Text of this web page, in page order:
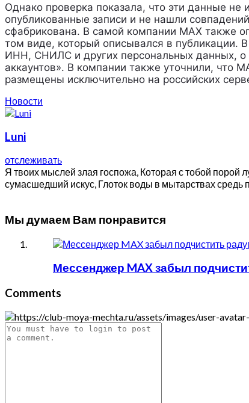
Однако проверка показала, что эти данные
опубликованные записи и не нашли
сфабрикована. В самой компании MAX также
том виде, который описывался в публикации.
ИНН, СНИЛС и других персональных данных, о
аккаунтов». В компании также уточнили, что
размещены исключительно на российских
Новости
Luni
отслеживать
Я твоих мыслей злая госпожа, Которая с тобой порой
сумасшедший искус, Глоток воды в мытарствах средь
Мы думаем Вам понравится
Мессенджер MAX забыл
Comments